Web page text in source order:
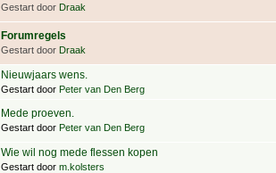
Gestart door Draak
Forumregels
Gestart door Draak
Nieuwjaars wens.
Gestart door Peter van Den Berg
Mede proeven.
Gestart door Peter van Den Berg
Wie wil nog mede flessen kopen
Gestart door m.kolsters